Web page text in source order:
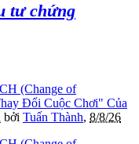
tư chứng
(Change of
Đổi Cuộc Chơi" Của
bởi Tuấn Thành, 8/8/26